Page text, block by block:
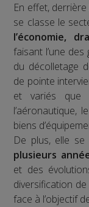
En effet,
se classe le
l’économie,
faisant l’une
du décolletage
de pointe
et variés que
l’aéronautique,
biens
De plus, elle se
plusieurs
et des
diversification
face à l’objectif